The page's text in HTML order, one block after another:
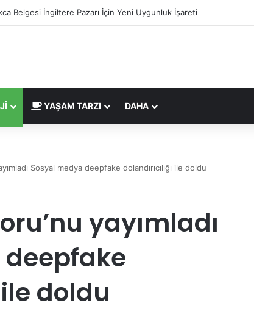
Belgesi İngiltere Pazarı İçin Yeni Uygunluk İşareti
YAŞAM TARZI DAHA
Sosyal medya deepfake dolandırıcılığı ile doldu
yayımladı
ile doldu